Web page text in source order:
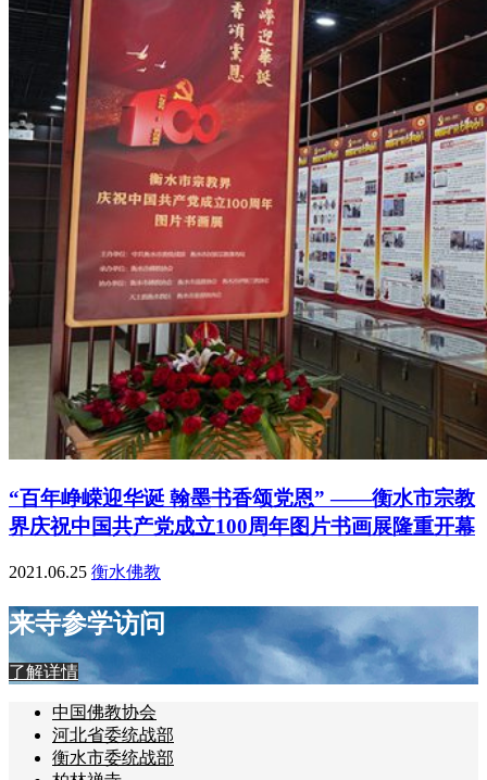
“百年峥嵘迎华诞 翰墨书香颂党恩” ——衡水市宗教
界庆祝中国共产党成立100周年图片书画展隆重开幕
2021.06.25 衡水佛教
来寺参学访问
了解详情
中国佛教协会
河北省委统战部
衡水市委统战部